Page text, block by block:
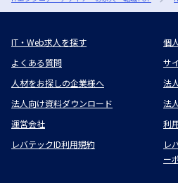
IT・Web求人を探す
個
よくある質問
サ
人材をお探しの企業様へ
法
法人向け資料ダウンロード
法
運営会社
利
レバテックID利用規約
レ
ー